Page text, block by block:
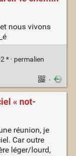
nous vivons
* · permalien
·
« not-
réunion, je
Car outre
léger/lourd,